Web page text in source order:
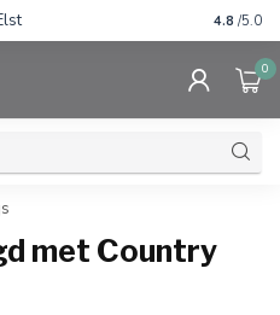
Gratis
4.8 /5.0
0
met Country